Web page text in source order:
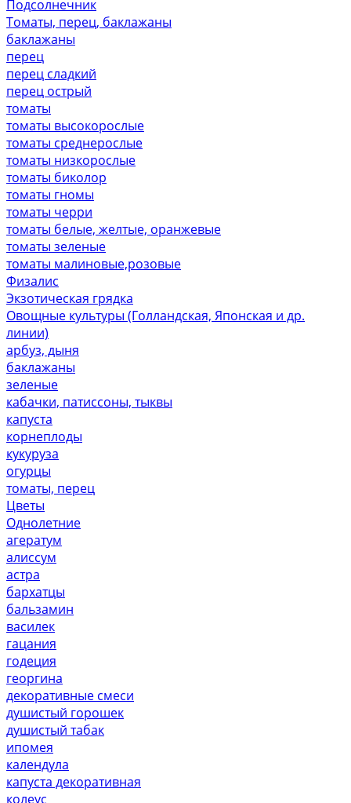
Подсолнечник
Томаты, перец, баклажаны
баклажаны
перец
перец сладкий
перец острый
томаты
томаты высокорослые
томаты среднерослые
томаты низкорослые
томаты биколор
томаты гномы
томаты черри
томаты белые, желтые, оранжевые
томаты зеленые
томаты малиновые,розовые
Физалис
Экзотическая грядка
Овощные культуры (Голландская, Японская и др.
линии)
арбуз, дыня
баклажаны
зеленые
кабачки, патиссоны, тыквы
капуста
корнеплоды
кукуруза
огурцы
томаты, перец
Цветы
Однолетние
агератум
алиссум
астра
бархатцы
бальзамин
василек
гацания
годеция
георгина
декоративные смеси
душистый горошек
душистый табак
ипомея
календула
капуста декоративная
колеус